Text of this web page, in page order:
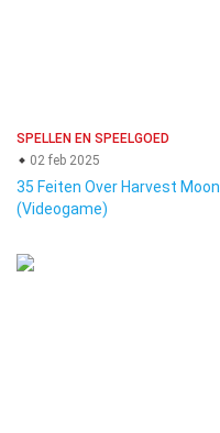
SPELLEN EN SPEELGOED
02 feb 2025
35 Feiten Over Harvest Moon
(Videogame)